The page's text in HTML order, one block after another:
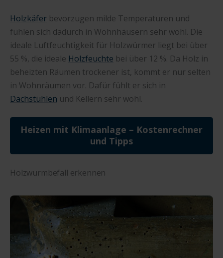
Holzkäfer bevorzugen milde Temperaturen und
fühlen sich dadurch in Wohnhäusern sehr wohl. Die
ideale Luftfeuchtigkeit für Holzwürmer liegt bei über
55 %, die ideale Holzfeuchte bei über 12 %. Da Holz in
beheizten Räumen trockener ist, kommt er nur selten
in Wohnräumen vor. Dafür fühlt er sich in
Dachstühlen und Kellern sehr wohl.
Heizen mit Klimaanlage – Kostenrechner
und Tipps
Holzwurmbefall erkennen